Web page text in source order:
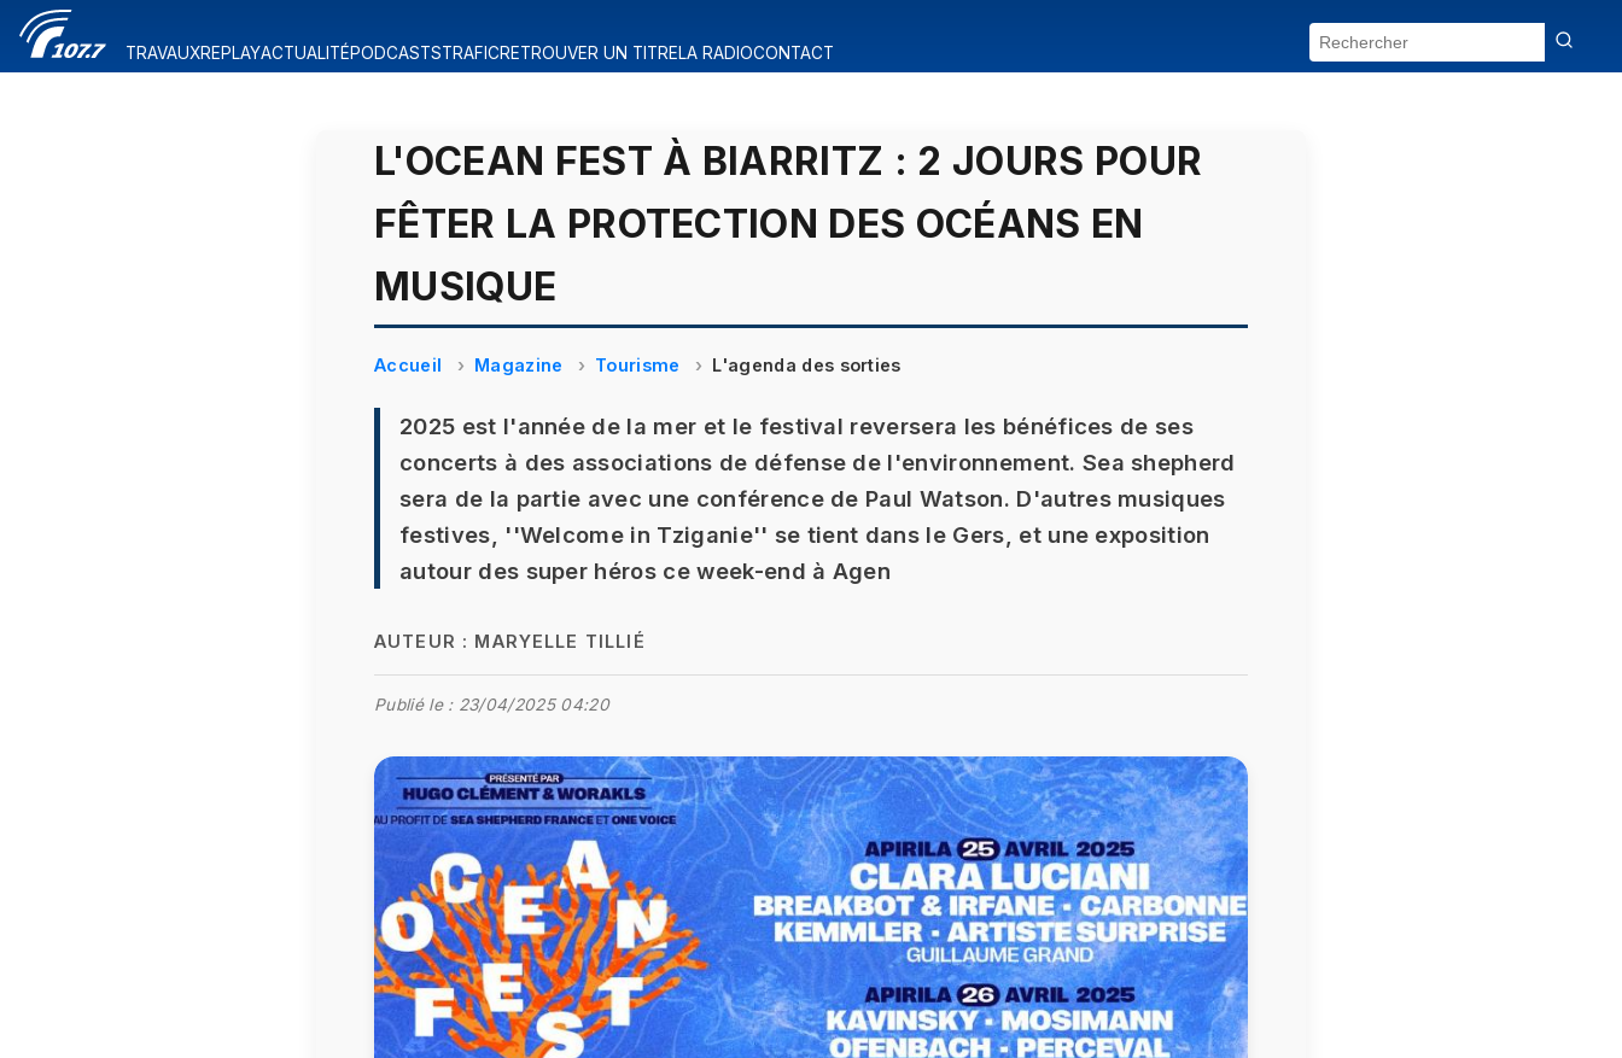
TRAVAUXREPLAYACTUALITÉPODCASTSTRAFICRETROUVER UN TITRELA RADIOCONTACT
L'OCEAN FEST À BIARRITZ : 2 JOURS POUR
FÊTER LA PROTECTION DES OCÉANS EN
MUSIQUE
Accueil Magazine Tourisme L'agenda des sorties
2025 est l'année de la mer et le festival reversera les bénéfices de ses
concerts à des associations de défense de l'environnement. Sea shepherd
sera de la partie avec une conférence de Paul Watson. D'autres musiques
festives, ''Welcome in Tziganie'' se tient dans le Gers, et une exposition
autour des super héros ce week-end à Agen
AUTEUR : MARYELLE TILLIÉ
Publié le : 23/04/2025 04:20